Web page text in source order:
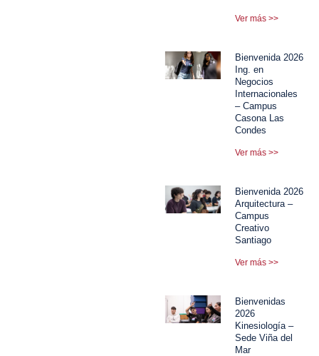
Ver más >>
Bienvenida 2026
Ing. en
Negocios
Internacionales
– Campus
Casona Las
Condes
Ver más >>
Bienvenida 2026
Arquitectura –
Campus
Creativo
Santiago
Ver más >>
Bienvenidas
2026
Kinesiología –
Sede Viña del
Mar